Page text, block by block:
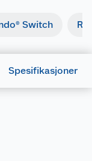
Switch
Spesifikasjoner